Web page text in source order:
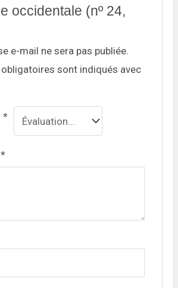
occidentale (nº 24,
e-mail ne sera pas publiée.
sont indiqués avec
*
*